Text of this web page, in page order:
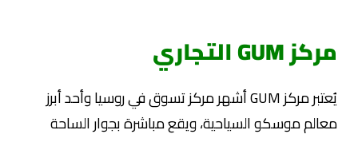
مركز GUM التجاري
يُعتبر مركز GUM أشهر مركز تسوق في روسيا وأحد أبرز
معالم موسكو السياحية، ويقع مباشرة بجوار الساحة